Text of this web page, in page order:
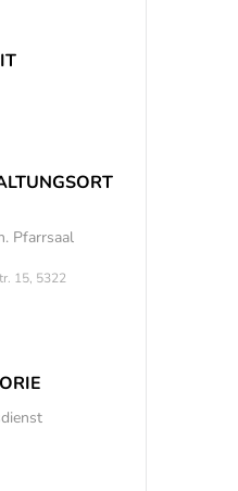
Pfarrsaal
15, 5322